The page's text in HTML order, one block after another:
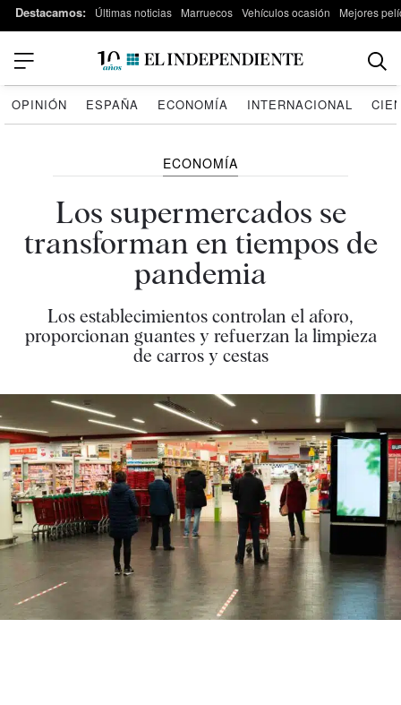
Destacamos: Últimas noticias Marruecos Vehículos ocasión Mejores
OPINIÓN ESPAÑA ECONOMÍA INTERNACIONAL
ECONOMÍA
Los supermercados se
transforman en tiempos de
pandemia
Los establecimientos controlan el aforo,
proporcionan guantes y refuerzan la limpieza
de carros y cestas